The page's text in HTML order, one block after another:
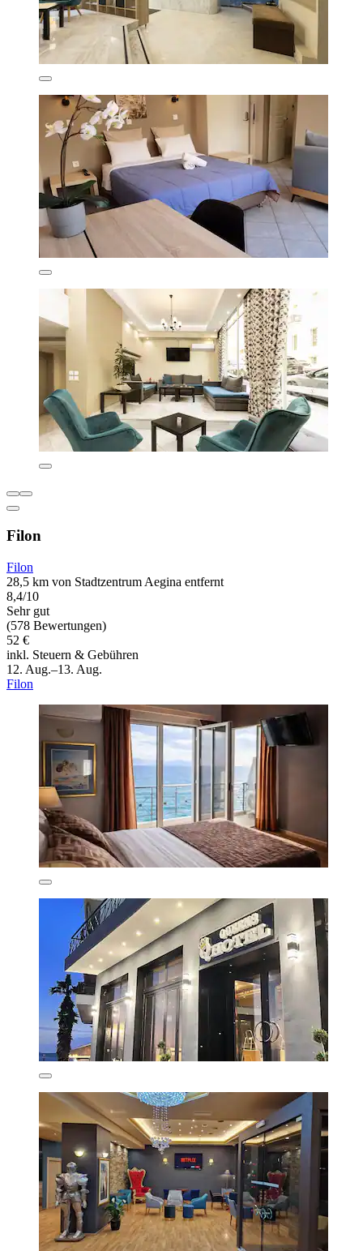
Filon
Filon
28,5 km von Stadtzentrum Aegina entfernt
8,4/10
Sehr gut
(578 Bewertungen)
52 €
inkl. Steuern & Gebühren
12. Aug.–13. Aug.
Filon